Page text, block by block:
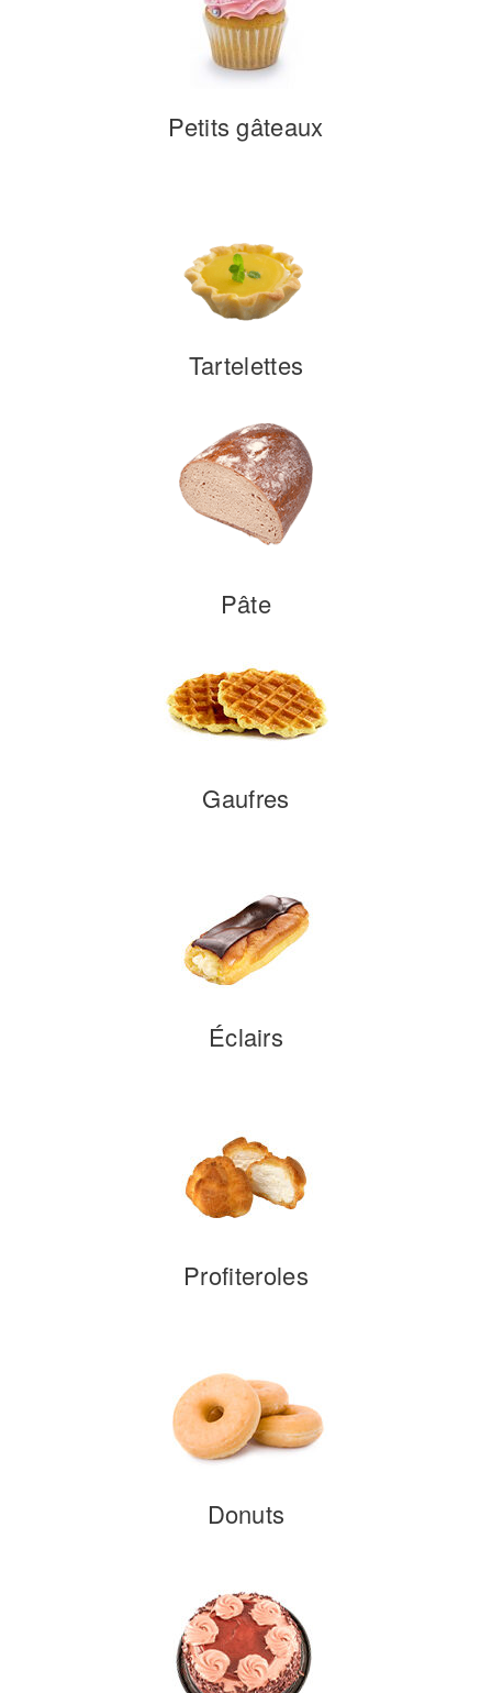
Petits gâteaux
Tartelettes
Pâte
Gaufres
Éclairs
Profiteroles
Donuts